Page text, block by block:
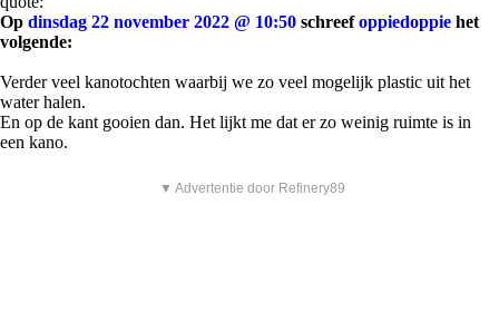
Op dinsdag 22 november 2022 @ 10:50 schreefoppiedoppie het
volgende:
Verder veel kanotochten waarbij we zo veel mogelijk plastic uit het
water halen.
En op de kant gooien dan. Het lijkt me dat er zo weinig ruimte is in
een kano.
▼ Advertentie door Refinery89